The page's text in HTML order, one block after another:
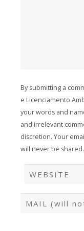
By submitting a
e Licenciamento
your words and
and irrelevant
discretion. Your
will never be shared.